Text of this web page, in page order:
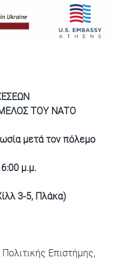
ΤΟΥ ΝΑΤΟ
μετά τον πόλεμο
μ.μ.
3-5, Πλάκα)
Επιστήμης,